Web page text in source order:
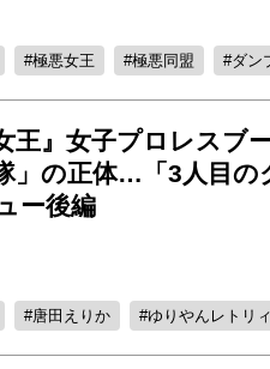
極悪女王 極悪同盟 ダン
王』女子プロレスブ
」の正体…「3人目
ー後編
唐田えりか ゆりやんレトリ